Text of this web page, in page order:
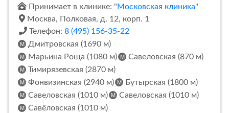
Принимает в клинике: "Московская клиника"
Москва, Полковая, д. 12, корп. 1
Телефон: 8 (495) 156-35-22
Дмитровская (1690 м)
Марьина Роща (1080 м)
Савеловская (870 м)
Тимирязевская (2870 м)
Фонвизинская (2940 м)
Бутырская (1800 м)
Савеловская (1010 м)
Савеловская (1010 м)
Савёловская (1010 м)